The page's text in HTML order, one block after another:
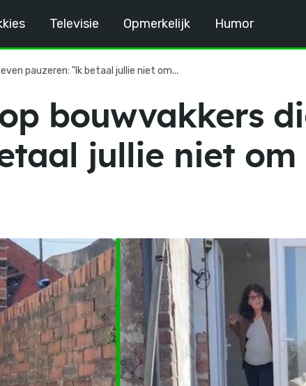
Televisie Opmerkelijk Humor
pauzeren: "Ik betaal jullie niet om...
bouwvakkers
jullie niet om